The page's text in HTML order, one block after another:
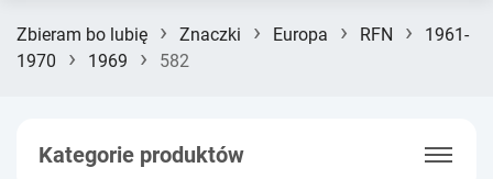
Zbieram bo lubię › Znaczki › Europa › RFN ›
1961-
1970
› 1969 › 582
Kategorie produktów